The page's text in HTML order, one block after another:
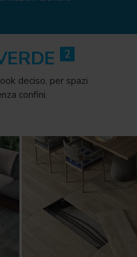
2
deciso, per spazi
confini.